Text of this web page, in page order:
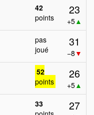
42
points
23
+5▲
pas
joué
31
−8 ▼
52
points
26
+5▲
33
27